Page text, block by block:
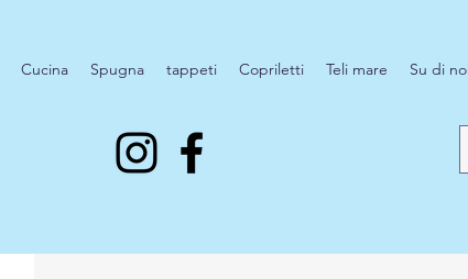
Cucina Spugna tappeti Copriletti Teli mare Su di